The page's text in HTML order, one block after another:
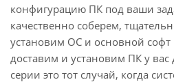
конфигурацию ПК под ваши
качественно соберем,
установим ОС и основной
доставим и установим ПК у
серии это тот случай, когда